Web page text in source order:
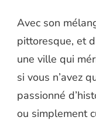
Avec son
pittoresque, et
une ville qui
si vous n’avez
passionné
ou simplement